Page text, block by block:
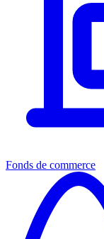
Fonds de commerce